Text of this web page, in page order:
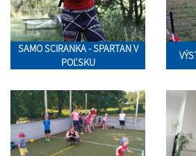
SAMO SCIRANKA - SPARTAN V
POĽSKU